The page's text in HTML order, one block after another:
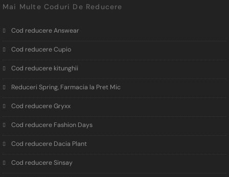
Mai Multe Coduri De Reducere
Cod reducere Answear
Cod reducere Cupio
Cod reducere kitunghii
Reduceri Spring, Farmacia la Pret Mic
Cod reducere Gryxx
Cod reducere Fashion Days
Cod reducere Dacia Plant
Cod reducere Sinsay